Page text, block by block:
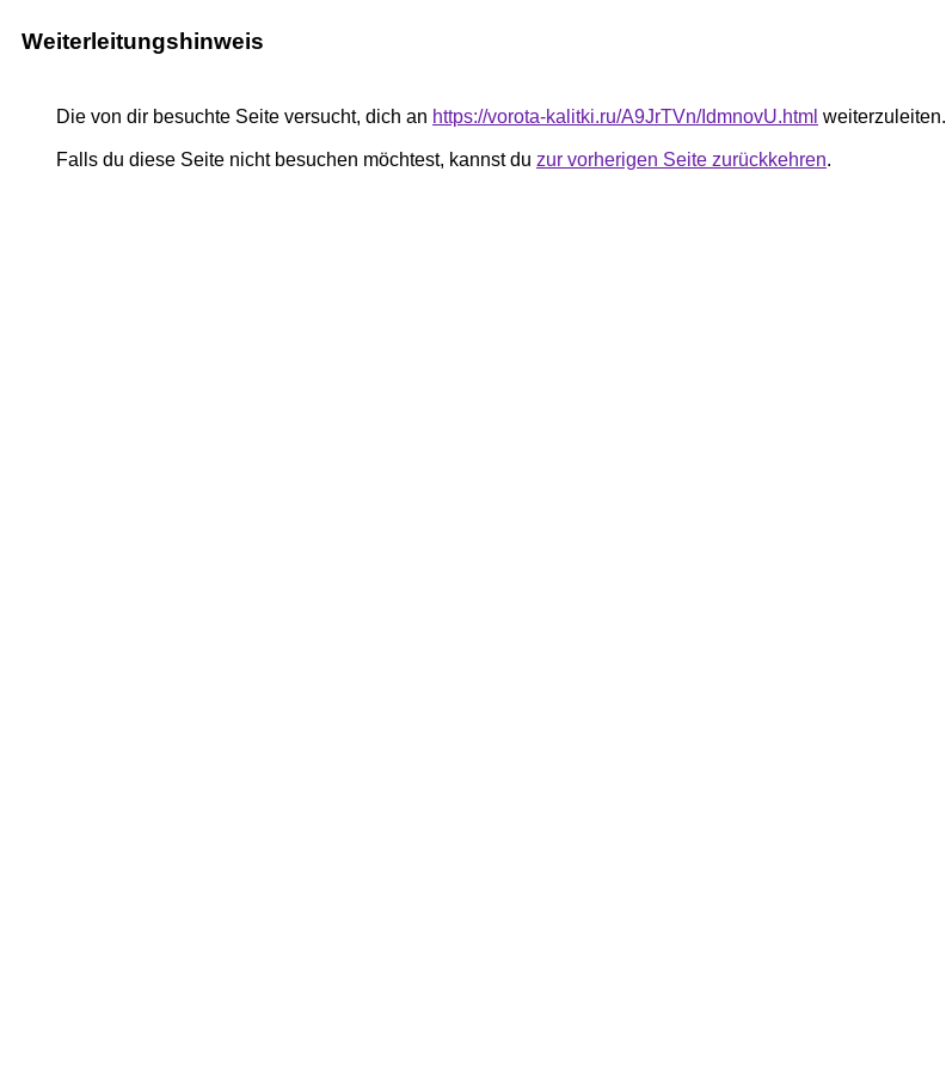
Weiterleitungshinweis
Die von dir besuchte Seite versucht, dich an https://vorota-kalitki.ru/A9JrTVn/IdmnovU.html weiterzuleiten.
Falls du diese Seite nicht besuchen möchtest, kannst du zur vorherigen Seite zurückkehren.